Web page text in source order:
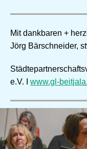
Mit dankbaren +
Jörg Bärschneider,
e.V. I www.gl-